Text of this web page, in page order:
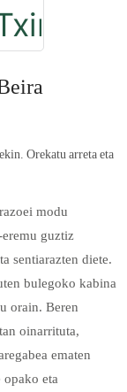
Orekatu arreta eta
modu
guztiz
sentiarazten diete.
bulegoko kabina
orain. Beren
oinarrituta,
ematen
opako eta